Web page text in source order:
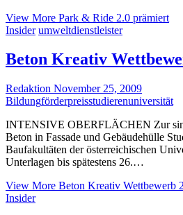
View More Park & Ride 2.0 prämiert
Insider umweltdienstleister
Beton Kreativ
Redaktion November 25, 2009
Bildungförderpreisstudierenuniversität
INTENSIVE OBERFLÄCHEN Zur
Beton in Fassade und Gebäudehülle
Baufakultäten der österreichischen
Unterlagen bis spätestens 26.…
View More Beton Kreativ Wettbewerb
Insider